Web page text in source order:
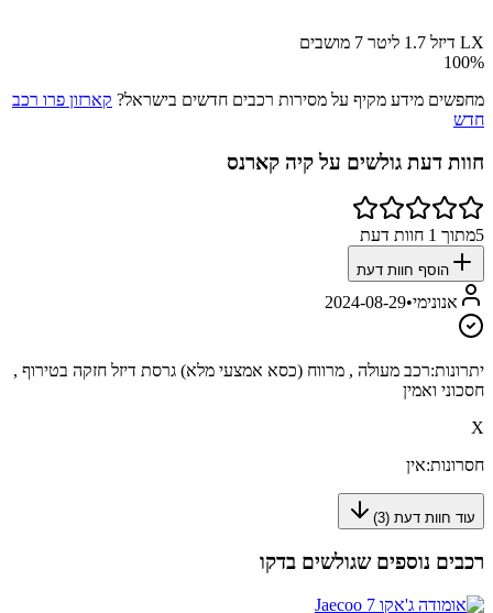
LX דיזל 1.7 ליטר 7 מושבים
100%
מחפשים מידע מקיף על מסירות רכבים חדשים בישראל? קארזון פרו רכב
חדש
חוות דעת גולשים עלקיה קארנס
5מתוך 1 חוות דעת
הוסף חוות דעת
אנונימי•
2024-08-29
יתרונות:רכב מעולה , מרווח (כסא אמצעי מלא) גרסת דיזל חזקה בטירוף ,
חסכוני ואמין
X
חסרונות:אין
עוד חוות דעת (3
)
רכבים נוספים שגולשים בדקו